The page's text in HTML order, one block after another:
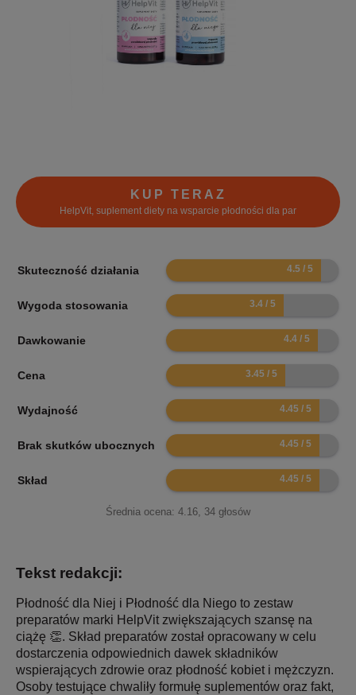
KUP TERAZ
HelpVit, suplement diety na wsparcie płodności dla par
Skuteczność działania 9
Wygoda stosowania 6.8
Dawkowanie 8.8
Cena 6.9
Wydajność 8.9
Brak skutków ubocznych 8.9
Skład 8.9
Średnia ocena: 4.16, 34 głosów
Tekst redakcji:
Płodność dla Niej i Płodność dla Niego to zestaw
preparatów marki HelpVit zwiększających szansę na
ciążę 👏. Skład preparatów został opracowany w celu
dostarczenia odpowiednich dawek składników
wspierających zdrowie oraz płodność kobiet i mężczyzn.
Osoby testujące chwaliły formułę suplementów oraz fakt,